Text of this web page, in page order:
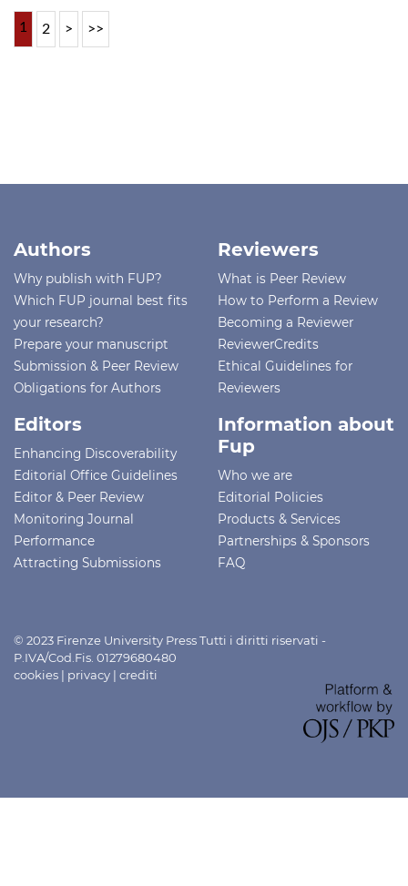
1 2 > >>
Authors
Why publish with FUP?
Which FUP journal best fits
your research?
Prepare your manuscript
Submission & Peer Review
Obligations for Authors
Reviewers
What is Peer Review
How to Perform a Review
Becoming a Reviewer
ReviewerCredits
Ethical Guidelines for
Reviewers
Editors
Enhancing Discoverability
Editorial Office Guidelines
Editor & Peer Review
Monitoring Journal
Performance
Attracting Submissions
Information about
Fup
Who we are
Editorial Policies
Products & Services
Partnerships & Sponsors
FAQ
© 2023 Firenze University Press Tutti i diritti riservati -
P.IVA/Cod.Fis. 01279680480
cookies | privacy | crediti